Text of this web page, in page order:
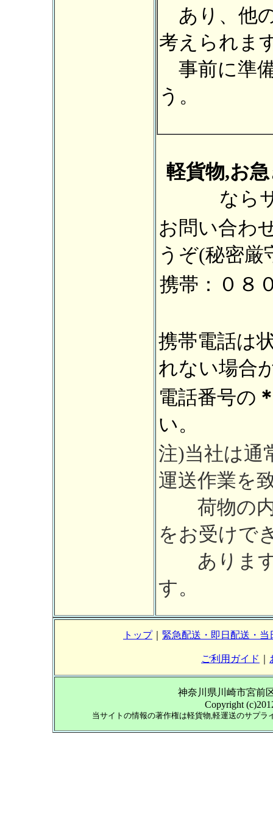
あり、他
考えられま
事前に準
う。
軽貨物,お
なら
お問い合わ
うぞ(秘密厳
携帯：
０８
携帯電話は
れない場
電話番号の
い。
注)当社は通
運送作業を
荷物の内
をお受けで
あります
す。
トップ｜ 緊急配送・即日配送・当
ご利用ガイド
神奈川県川崎市宮前
Copyright
当サイトの情報の著作権は軽貨物,軽運送のサプ